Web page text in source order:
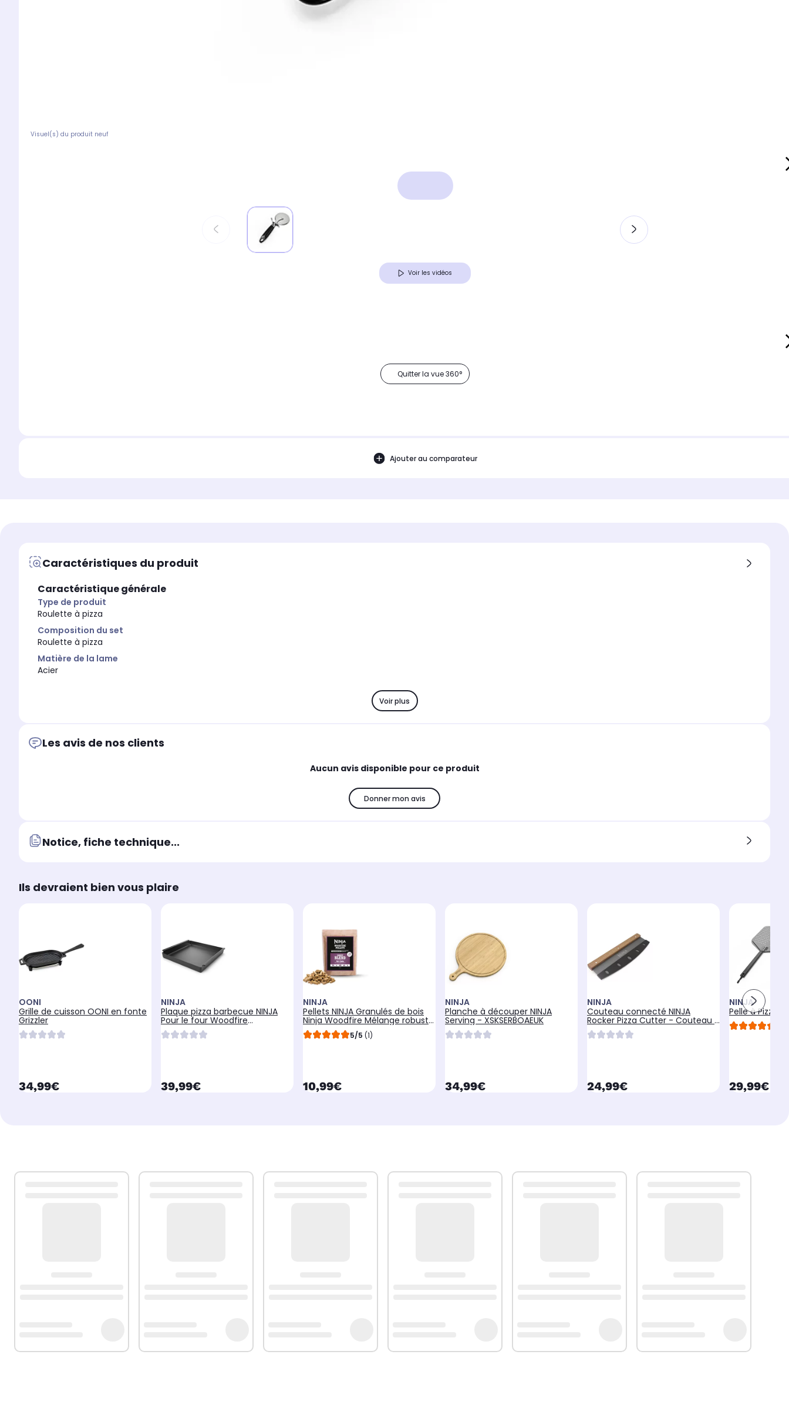
Visuel(s) du produit neuf
Voir les vidéos
Quitter la vue 360°
Ajouter au comparateur
Caractéristiques du produit
Caractéristique générale
Type de produit
Roulette à pizza
Composition du set
Roulette à pizza
Matière de la lame
Acier
Voir plus
Les avis de nos clients
Aucun avis disponible pour ce produit
Donner mon avis
Notice, fiche technique...
Ils devraient bien vous plaire
OONI
Grille de cuisson OONI en fonte
Grizzler
currentPrice
34,99€
NINJA
Plaque pizza barbecue NINJA
Pour le four Woodfire
XSKOOCIRNPEUK
currentPrice
39,99€
NINJA
Pellets NINJA Granulés de bois
Ninja Woodfire Mélange robuste
900g 5/5 (1)
currentPrice
10,99€
NINJA
Planche à découper NINJA
Serving - XSKSERBOAEUK
currentPrice
34,99€
NINJA
Couteau connecté NINJA
Rocker Pizza Cutter - Couteau à
bascule
currentPrice
24,99€
NINJA
Pelle à Pizza
29,99€